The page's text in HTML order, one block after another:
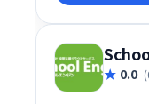
0.0